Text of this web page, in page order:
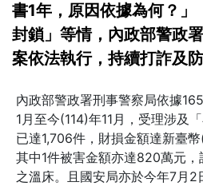
書1年，原因依據為何？」
封鎖」等情，內政部警政
案依法執行，持續打詐及
內政部警政署刑事警察局依據
1月至今(114)年11月，受理涉及
已達1,706件，財損金額達新臺
其中1件被害金額亦達820萬元
之溫床。且國安局亦於今年7月